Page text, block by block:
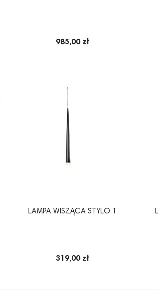
985,00 zł
LAMPA WISZĄCA STYLO 1
319,00 zł